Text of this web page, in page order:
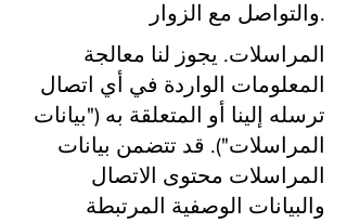
والتواصل مع الزوار.
المراسلات. يجوز لنا معالجة
المعلومات الواردة في أي اتصال
ترسله إلينا أو المتعلقة به ("بيانات
المراسلات"). قد تتضمن بيانات
المراسلات محتوى الاتصال
والبيانات الوصفية المرتبطة